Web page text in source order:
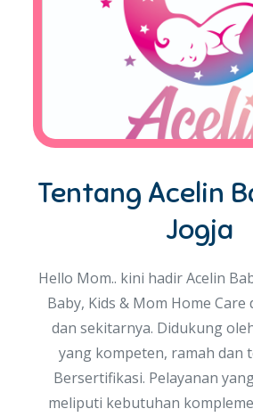
Tentang Acelin
Jogja
Hello Mom.. kini hadir Acelin
Baby, Kids & Mom Home Care
dan sekitarnya. Didukung
yang kompeten, ramah dan
Bersertifikasi. Pelayanan
meliputi kebutuhan